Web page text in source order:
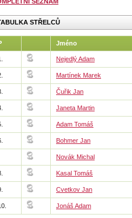
STŘELCŮ
Jméno
Nejedlý Adam
Martínek Marek
Čuřik Jan
Janeta Martin
Adam Tomáš
Bohmer Jan
Novák Michal
Kasal Tomáš
Cvetkov Jan
Jonáš Adam